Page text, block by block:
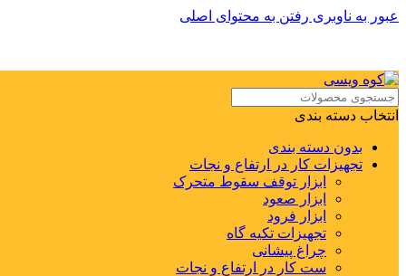
عبور به ناوبری رفتن به محتوای اصلی
انتخاب دسته بندی
بدون دسته بندی
تجهیزات کار در ارتفاع و نجات
ابزار توقف سقوط متحرک
ابزار صعود
ابزار فرود
تجهیزات تکیه گاه
چراغ پیشانی
ست کار در ارتفاع و نجات